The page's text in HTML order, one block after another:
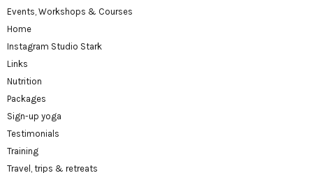
Events, Workshops & Courses
Home
Instagram Studio Stark
Links
Nutrition
Packages
Sign-up yoga
Testimonials
Training
Travel, trips & retreats